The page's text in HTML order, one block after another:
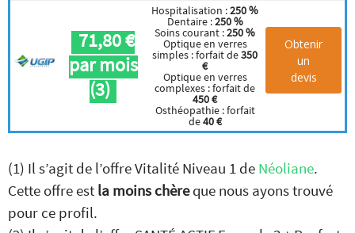
71,80 €
par mois
(3)
Hospitalisation :250 %
Dentaire :250 %
Soins courant :250 %
Optique en verres
simples : forfait de350
€
Optique en verres
complexes : forfait de
450 €
Osthéopathie : forfait
de40 €
Obtenir
un
devis
(1) Il s’agit de l’offre Vitalité Niveau 1 de Néoliane.
Cette offre est la moins chèreque nous ayons trouvé
pour ce profil.